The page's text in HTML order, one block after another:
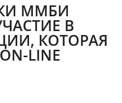
ММБИ
В
КОТОРАЯ
LINE